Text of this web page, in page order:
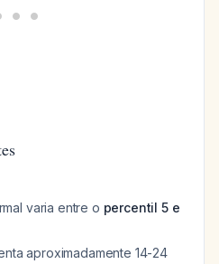
varia entre o percentil 5 e
aproximadamente 14-24